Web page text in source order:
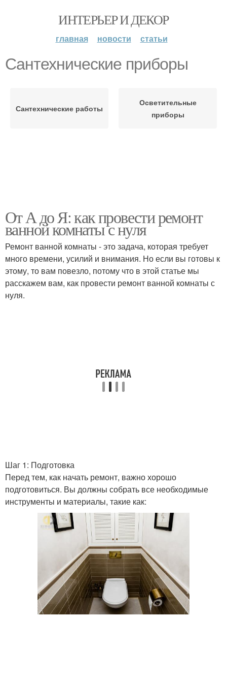
ИНТЕРЬЕР И ДЕКОР
главная новости статьи
Сантехнические приборы
Сантехнические работы
Осветительные
приборы
От А до Я: как провести ремонт
ванной комнаты с нуля
Ремонт ванной комнаты - это задача, которая требует
много времени, усилий и внимания. Но если вы готовы к
этому, то вам повезло, потому что в этой статье мы
расскажем вам, как провести ремонт ванной комнаты с
нуля.
Шаг 1: Подготовка
Перед тем, как начать ремонт, важно хорошо
подготовиться. Вы должны собрать все необходимые
инструменты и материалы, такие как: